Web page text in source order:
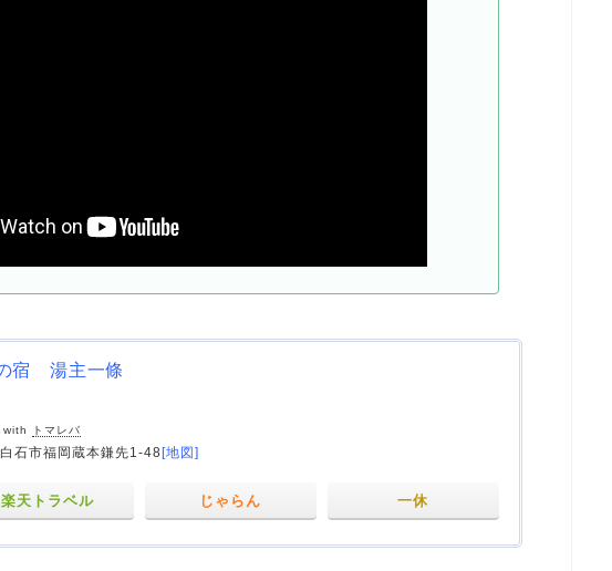
宿 湯主一條
トマレバ
石市福岡蔵本鎌先1-48[地図]
楽天トラベル じゃらん 一休